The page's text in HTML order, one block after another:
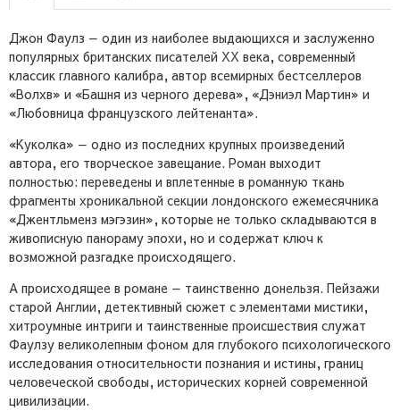
Джон Фаулз — один из наиболее выдающихся и заслуженно
популярных британских писателей ХХ века, современный
классик главного калибра, автор всемирных бестселлеров
«Волхв» и «Башня из черного дерева», «Дэниэл Мартин» и
«Любовница французского лейтенанта».
«Куколка» — одно из последних крупных произведений
автора, его творческое завещание. Роман выходит
полностью: переведены и вплетенные в романную ткань
фрагменты хроникальной секции лондонского ежемесячника
«Джентльменз мэгэзин», которые не только складываются в
живописную панораму эпохи, но и содержат ключ к
возможной разгадке происходящего.
А происходящее в романе — таинственно донельзя. Пейзажи
старой Англии, детективный сюжет с элементами мистики,
хитроумные интриги и таинственные происшествия служат
Фаулзу великолепным фоном для глубокого психологического
исследования относительности познания и истины, границ
человеческой свободы, исторических корней современной
цивилизации.